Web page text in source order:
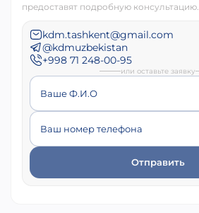
предоставят подробную консультацию.
kdm.tashkent@gmail.com
@kdmuzbekistan
+998 71 248-00-95
или оставьте заявку
Ваше Ф.И.О
Ваш номер телефона
Отправить